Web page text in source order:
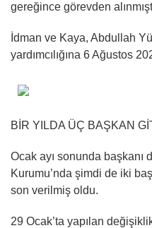
gereğince görevden
İdman ve Kaya, Abdullah
yardımcılığına 6 Ağustos
BİR YILDA ÜÇ BAŞKAN
Ocak ayı sonunda başkanı
Kurumu’nda şimdi de iki
son verilmiş oldu.
29 Ocak’ta yapılan